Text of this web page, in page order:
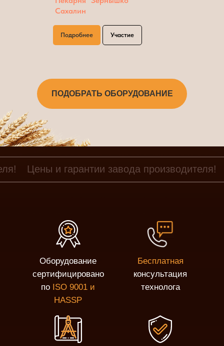
Сахалин
Подробнее Участие
ПОДОБРАТЬ ОБОРУДОВАНИЕ
Цены и гарантии завода производителя!
Оборудование
сертифицировано
по ISO 9001 и
HASSP
Бесплатная
консультация
технолога